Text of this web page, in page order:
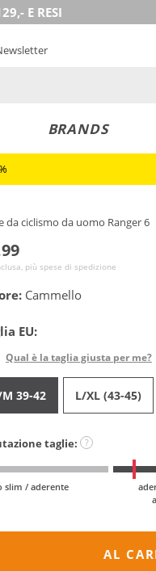
E RESI
BRANDS
da ciclismo da uomo Ranger 6
più spese di spedizione
Cammello
EU:
Qual è la taglia giusta per me?
39-42 L/XL (43-45)
taglie: ?
slim / aderente
AL